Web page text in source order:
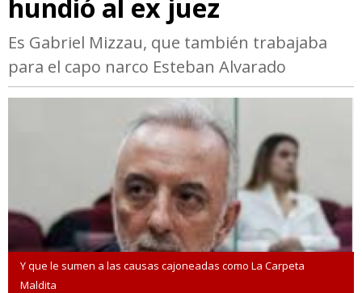
hundió al ex juez
Es Gabriel Mizzau, que también trabajaba
para el capo narco Esteban Alvarado
Y que le sumen a las causas cajoneadas como La Carpeta
Maldita